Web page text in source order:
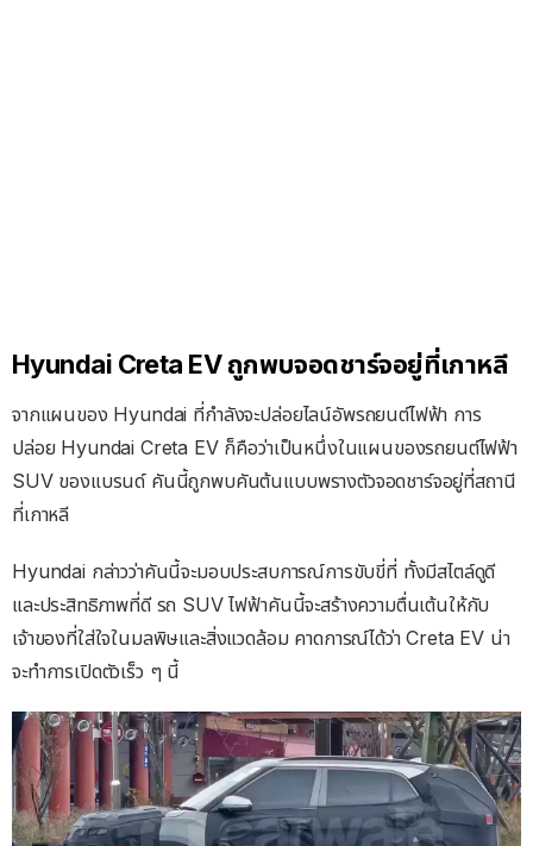
Hyundai Creta EV ถูกพบจอดชาร์จอยู่ที่เกาหลี
จากแผนของ Hyundai ที่กำลังจะปล่อยไลน์อัพรถยนต์ไฟฟ้า การ
ปล่อย Hyundai Creta EV ก็คือว่าเป็นหนึ่งในแผนของรถยนต์ไฟฟ้า
SUV ของแบรนด์ คันนี้ถูกพบคันต้นแบบพรางตัวจอดชาร์จอยู่ที่สถานี
ที่เกาหลี
Hyundai กล่าวว่าคันนี้จะมอบประสบการณ์การขับขี่ที่ ทั้งมีสไตล์ดูดี
และประสิทธิภาพที่ดี รถ SUV ไฟฟ้าคันนี้จะสร้างความตื่นเต้นให้กับ
เจ้าของที่ใส่ใจในมลพิษและสิ่งแวดล้อม คาดการณ์ได้ว่า Creta EV น่า
จะทำการเปิดตัวเร็ว ๆ นี้